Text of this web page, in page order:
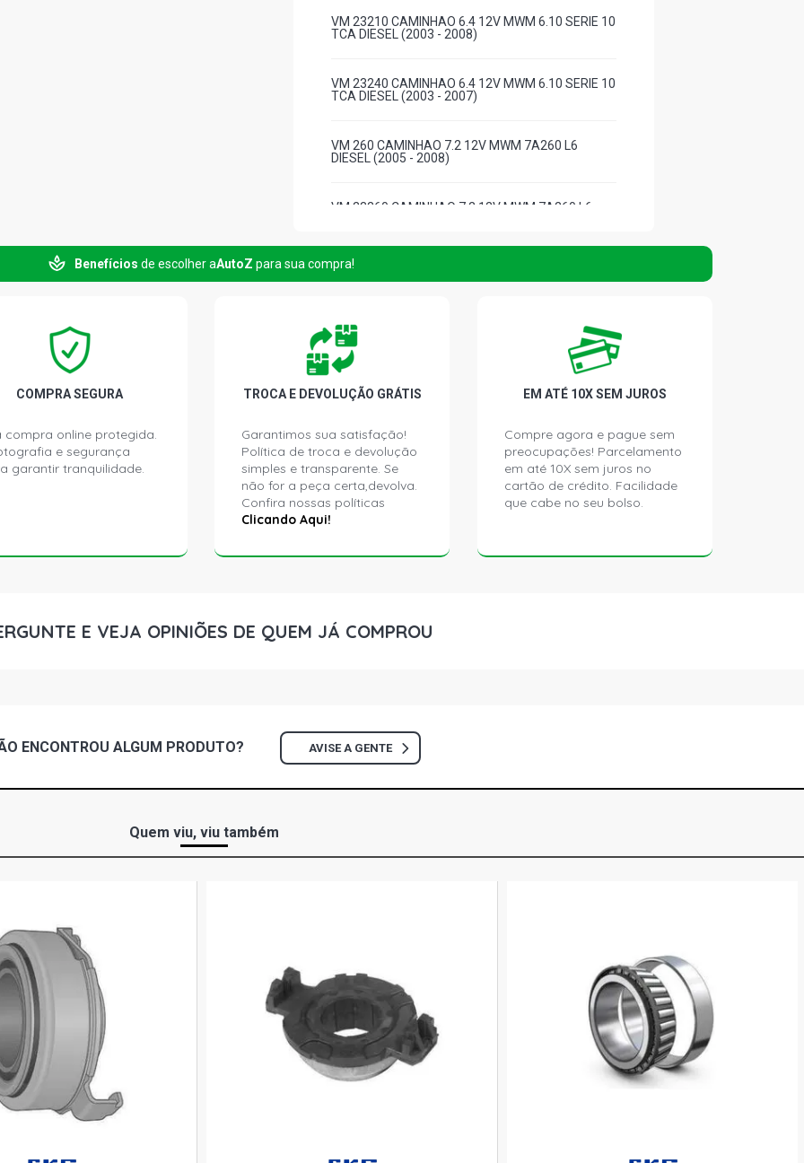
VM 23210 CAMINHAO 6.4 12V MWM 6.10 SERIE 10
TCA DIESEL (2003 - 2008)
VM 23240 CAMINHAO 6.4 12V MWM 6.10 SERIE 10
TCA DIESEL (2003 - 2007)
VM 260 CAMINHAO 7.2 12V MWM 7A260 L6
DIESEL (2005 - 2008)
VM 23260 CAMINHAO 7.2 12V MWM 7A260 L6
VM 17 210 CAMINHAO 7.2 12V MWM 6A206
DIESEL (2003 - 2011)
VM 17 240 CAMINHAO 7.2 12V MWM 7A260 L6
DIESEL (2004 - 2011)
Benefícios de escolher aAutoZ para sua compra!
COMPRA SEGURA
compra online protegida.
e segurança
garantir tranquilidade.
TROCA E DEVOLUÇÃO GRÁTIS
Garantimos sua satisfação!
Política de troca e devolução
simples e transparente. Se
não for a peça certa,devolva.
Confira nossas políticas
Clicando Aqui!
EM ATÉ 10X SEM JUROS
Compre agora e pague sem
preocupações! Parcelamento
em até 10X sem juros no
cartão de crédito. Facilidade
que cabe no seu bolso.
E VEJA OPINIÕES DE QUEM JÁ COMPROU
ENCONTROU ALGUM PRODUTO? AVISE A GENTE
Quem viu, viu também